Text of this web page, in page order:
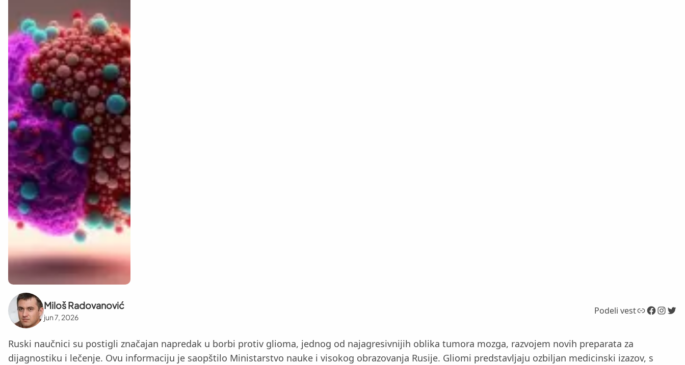
Miloš Radovanović
jun 7, 2026
Podeli vestLink Facebook InstagramTwitter
Ruski naučnici su postigli značajan napredak u borbi protiv glioma, jednog od najagresivnijih oblika tumora mozga, razvojem novih preparata za
dijagnostiku i lečenje. Ovu informaciju je saopštilo Ministarstvo nauke i visokog obrazovanja Rusije. Gliomi predstavljaju ozbiljan medicinski izazov, s